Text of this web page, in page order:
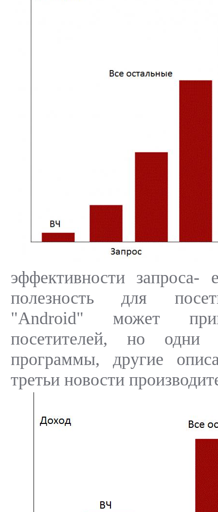
эффективности запроса-
полезность для
"Android" может
посетителей, но
программы, другие
третьи новости